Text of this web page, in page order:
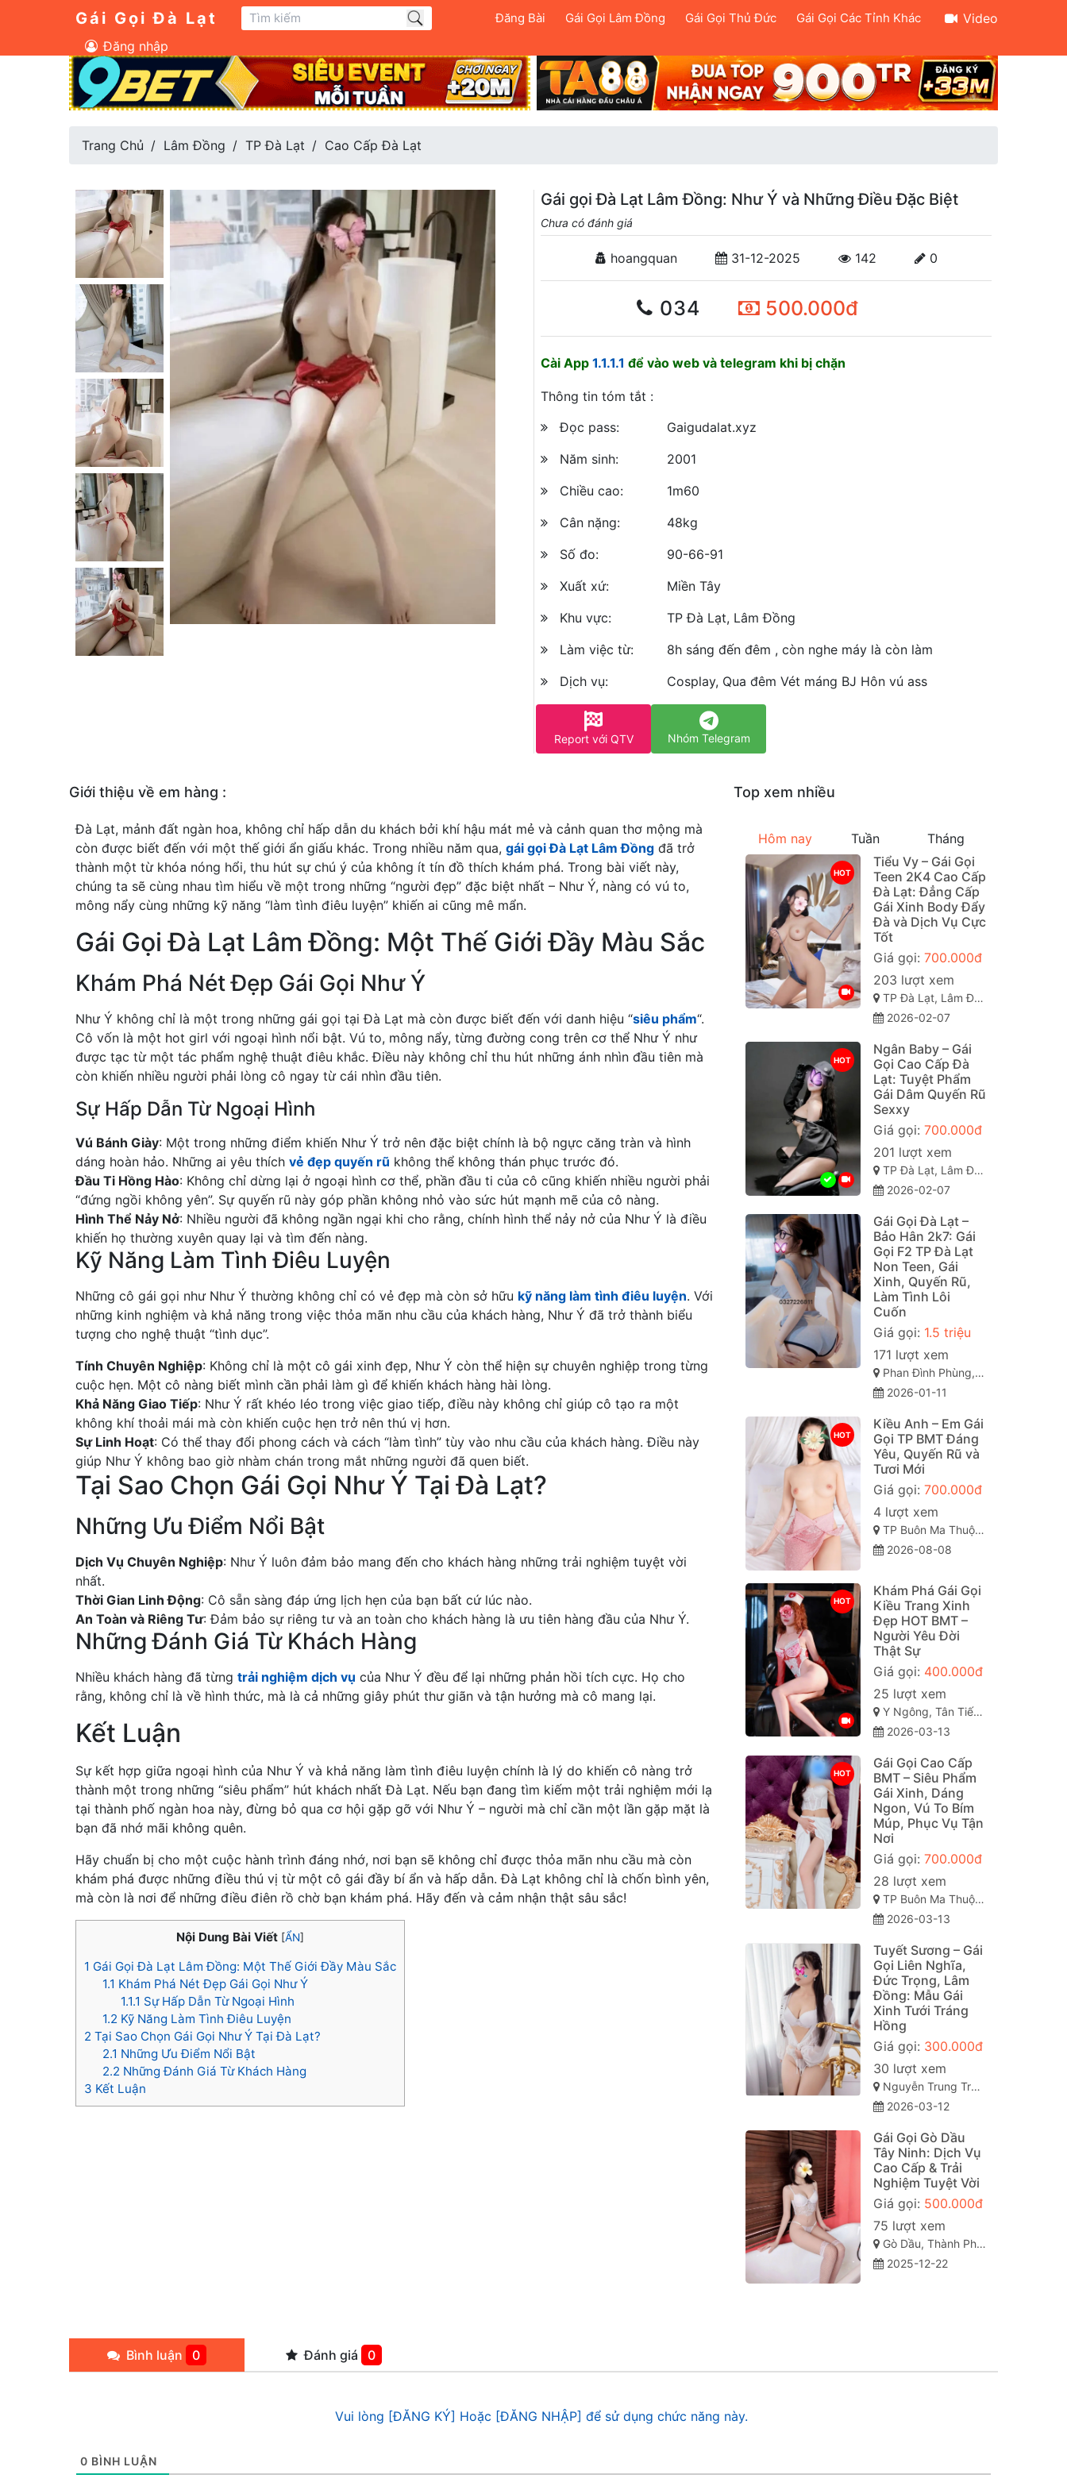
Gái Gọi Đà Lạt Đăng Bài Gái Gọi Lâm Đồng Gái Gọi Thủ Đức Gái Gọi Các Tỉnh Khác
Video
Đăng nhập
Trang Chủ Lâm Đồng TP Đà Lạt Cao Cấp Đà Lạt
Gái gọi Đà Lạt Lâm Đồng: Như Ý và Những Điều Đặc Biệt
Chưa có đánh giá
hoangquan 31-12-2025 142 0
034 500.000đ
Cài App 1.1.1.1 để vào web và telegram khi bị chặn
Thông tin tóm tắt :
Đọc pass:
Gaigudalat.xyz
Năm sinh:
2001
Chiều cao:
1m60
Cân nặng:
48kg
Số đo:
90-66-91
Xuất xứ:
Miền Tây
Khu vực:
TP Đà Lạt, Lâm Đồng
Làm việc từ:
8h sáng đến đêm , còn nghe máy là còn làm
Dịch vụ:
Cosplay, Qua đêm Vét máng BJ Hôn vú ass
Report với QTV Nhóm Telegram
Giới thiệu về em hàng :
Đà Lạt, mảnh đất ngàn hoa, không chỉ hấp dẫn du khách bởi khí hậu mát mẻ và cảnh quan thơ mộng mà
còn được biết đến với một thế giới ẩn giấu khác. Trong nhiều năm qua, gái gọi Đà Lạt Lâm Đồng đã trở
thành một từ khóa nóng hổi, thu hút sự chú ý của không ít tín đồ thích khám phá. Trong bài viết này,
chúng ta sẽ cùng nhau tìm hiểu về một trong những “người đẹp” đặc biệt nhất – Như Ý, nàng có vú to,
mông nẩy cùng những kỹ năng “làm tình điêu luyện” khiến ai cũng mê mẩn.
Gái Gọi Đà Lạt Lâm Đồng: Một Thế Giới Đầy Màu Sắc
Khám Phá Nét Đẹp Gái Gọi Như Ý
Như Ý không chỉ là một trong những gái gọi tại Đà Lạt mà còn được biết đến với danh hiệu “siêu phẩm“.
Cô vốn là một hot girl với ngoại hình nổi bật. Vú to, mông nẩy, từng đường cong trên cơ thể Như Ý như
được tạc từ một tác phẩm nghệ thuật điêu khắc. Điều này không chỉ thu hút những ánh nhìn đầu tiên mà
còn khiến nhiều người phải lòng cô ngay từ cái nhìn đầu tiên.
Sự Hấp Dẫn Từ Ngoại Hình
Vú Bánh Giày: Một trong những điểm khiến Như Ý trở nên đặc biệt chính là bộ ngực căng tràn và hình
dáng hoàn hảo. Những ai yêu thích vẻ đẹp quyến rũ không thể không thán phục trước đó.
Đầu Ti Hồng Hào: Không chỉ dừng lại ở ngoại hình cơ thể, phần đầu ti của cô cũng khiến nhiều người phải
“đứng ngồi không yên”. Sự quyến rũ này góp phần không nhỏ vào sức hút mạnh mẽ của cô nàng.
Hình Thể Nảy Nở: Nhiều người đã không ngần ngại khi cho rằng, chính hình thể nảy nở của Như Ý là điều
khiến họ thường xuyên quay lại và tìm đến nàng.
Kỹ Năng Làm Tình Điêu Luyện
Những cô gái gọi như Như Ý thường không chỉ có vẻ đẹp mà còn sở hữu kỹ năng làm tình điêu luyện. Với
những kinh nghiệm và khả năng trong việc thỏa mãn nhu cầu của khách hàng, Như Ý đã trở thành biểu
tượng cho nghệ thuật “tình dục”.
Tính Chuyên Nghiệp: Không chỉ là một cô gái xinh đẹp, Như Ý còn thể hiện sự chuyên nghiệp trong từng
cuộc hẹn. Một cô nàng biết mình cần phải làm gì để khiến khách hàng hài lòng.
Khả Năng Giao Tiếp: Như Ý rất khéo léo trong việc giao tiếp, điều này không chỉ giúp cô tạo ra một
không khí thoải mái mà còn khiến cuộc hẹn trở nên thú vị hơn.
Sự Linh Hoạt: Có thể thay đổi phong cách và cách “làm tình” tùy vào nhu cầu của khách hàng. Điều này
giúp Như Ý không bao giờ nhàm chán trong mắt những người đã quen biết.
Tại Sao Chọn Gái Gọi Như Ý Tại Đà Lạt?
Những Ưu Điểm Nổi Bật
Dịch Vụ Chuyên Nghiệp: Như Ý luôn đảm bảo mang đến cho khách hàng những trải nghiệm tuyệt vời
nhất.
Thời Gian Linh Động: Cô sẵn sàng đáp ứng lịch hẹn của bạn bất cứ lúc nào.
An Toàn và Riêng Tư: Đảm bảo sự riêng tư và an toàn cho khách hàng là ưu tiên hàng đầu của Như Ý.
Những Đánh Giá Từ Khách Hàng
Nhiều khách hàng đã từng trải nghiệm dịch vụ của Như Ý đều để lại những phản hồi tích cực. Họ cho
rằng, không chỉ là về hình thức, mà là cả những giây phút thư giãn và tận hưởng mà cô mang lại.
Kết Luận
Sự kết hợp giữa ngoại hình của Như Ý và khả năng làm tình điêu luyện chính là lý do khiến cô nàng trở
thành một trong những “siêu phẩm” hút khách nhất Đà Lạt. Nếu bạn đang tìm kiếm một trải nghiệm mới lạ
tại thành phố ngàn hoa này, đừng bỏ qua cơ hội gặp gỡ với Như Ý – người mà chỉ cần một lần gặp mặt là
bạn đã nhớ mãi không quên.
Hãy chuẩn bị cho một cuộc hành trình đáng nhớ, nơi bạn sẽ không chỉ được thỏa mãn nhu cầu mà còn
khám phá được những điều thú vị từ một cô gái đầy bí ẩn và hấp dẫn. Đà Lạt không chỉ là chốn bình yên,
mà còn là nơi để những điều điên rồ chờ bạn khám phá. Hãy đến và cảm nhận thật sâu sắc!
Nội Dung Bài Viết [ẨN]
1 Gái Gọi Đà Lạt Lâm Đồng: Một Thế Giới Đầy Màu Sắc
1.1 Khám Phá Nét Đẹp Gái Gọi Như Ý
1.1.1 Sự Hấp Dẫn Từ Ngoại Hình
1.2 Kỹ Năng Làm Tình Điêu Luyện
2 Tại Sao Chọn Gái Gọi Như Ý Tại Đà Lạt?
2.1 Những Ưu Điểm Nổi Bật
2.2 Những Đánh Giá Từ Khách Hàng
3 Kết Luận
Top xem nhiều
Hôm nay Tuần Tháng
HOT
Tiểu Vy – Gái Gọi
Teen 2K4 Cao Cấp
Đà Lạt: Đẳng Cấp
Gái Xinh Body Đẩy
Đà và Dịch Vụ Cực
Tốt
Giá gọi: 700.000đ
203 lượt xem
TP Đà Lạt, Lâm Đồng
2026-02-07
HOT
Ngân Baby – Gái
Gọi Cao Cấp Đà
Lạt: Tuyệt Phẩm
Gái Dâm Quyến Rũ
Sexxy
Giá gọi: 700.000đ
201 lượt xem
TP Đà Lạt, Lâm Đồng
2026-02-07
Gái Gọi Đà Lạt –
Bảo Hân 2k7: Gái
Gọi F2 TP Đà Lạt
Non Teen, Gái
Xinh, Quyến Rũ,
Làm Tình Lôi
Cuốn
Giá gọi: 1.5 triệu
171 lượt xem
Phan Đình Phùng, Phường 2, TP Đà Lạt (gái gọi đà lạt). Lâm Đồng
2026-01-11
HOT
Kiều Anh – Em Gái
Gọi TP BMT Đáng
Yêu, Quyến Rũ và
Tươi Mới
Giá gọi: 700.000đ
4 lượt xem
TP Buôn Ma Thuột, Đắk Lắk
2026-08-08
HOT
Khám Phá Gái Gọi
Kiều Trang Xinh
Đẹp HOT BMT –
Người Yêu Đời
Thật Sự
Giá gọi: 400.000đ
25 lượt xem
Y Ngông, Tân Tiến, TP Buôn Ma Thuột, Đắk Lắk
2026-03-13
HOT
Gái Gọi Cao Cấp
BMT – Siêu Phẩm
Gái Xinh, Dáng
Ngon, Vú To Bím
Múp, Phục Vụ Tận
Nơi
Giá gọi: 700.000đ
28 lượt xem
TP Buôn Ma Thuột-Đắk Lắk
2026-03-13
Tuyết Sương – Gái
Gọi Liên Nghĩa,
Đức Trọng, Lâm
Đồng: Mẫu Gái
Xinh Tưới Tráng
Hồng
Giá gọi: 300.000đ
30 lượt xem
Nguyễn Trung Trực, Thị Trấn Liên Nghĩa, Đức Trọng, Lâm Đồng
2026-03-12
Gái Gọi Gò Dầu
Tây Ninh: Dịch Vụ
Cao Cấp & Trải
Nghiệm Tuyệt Vời
Giá gọi: 500.000đ
75 lượt xem
Gò Dầu, Thành Phố Tây Ninh
2025-12-22
Bình luận 0 Đánh giá 0
Vui lòng [ĐĂNG KÝ] Hoặc [ĐĂNG NHẬP] để sử dụng chức năng này.
0 BÌNH LUẬN